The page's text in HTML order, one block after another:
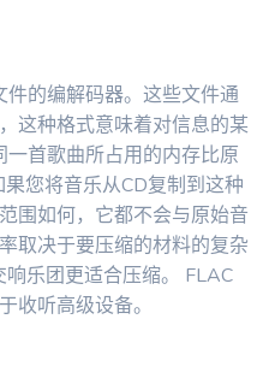
的编解码器。这些文件通
这种格式意味着对信息的某
首歌曲所占用的内存比原
您将音乐从CD复制到这种
围如何，它都不会与原始音
取决于要压缩的材料的复杂
乐团更适合压缩。 FLAC
收听高级设备。